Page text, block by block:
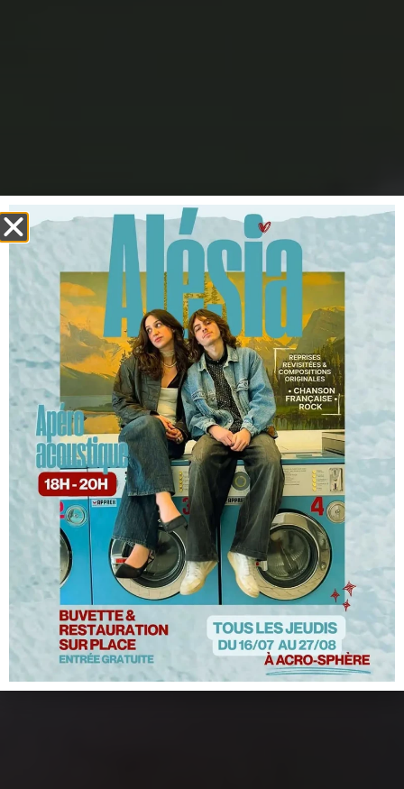
Sentier des chatouilles
Une balade sensorielle et panoramique !!
Découvrir...